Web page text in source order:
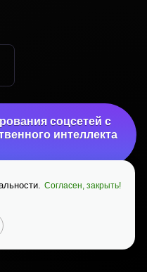
соцсетей с
интеллекта
конфиденциальности
Согласен, закрыть!